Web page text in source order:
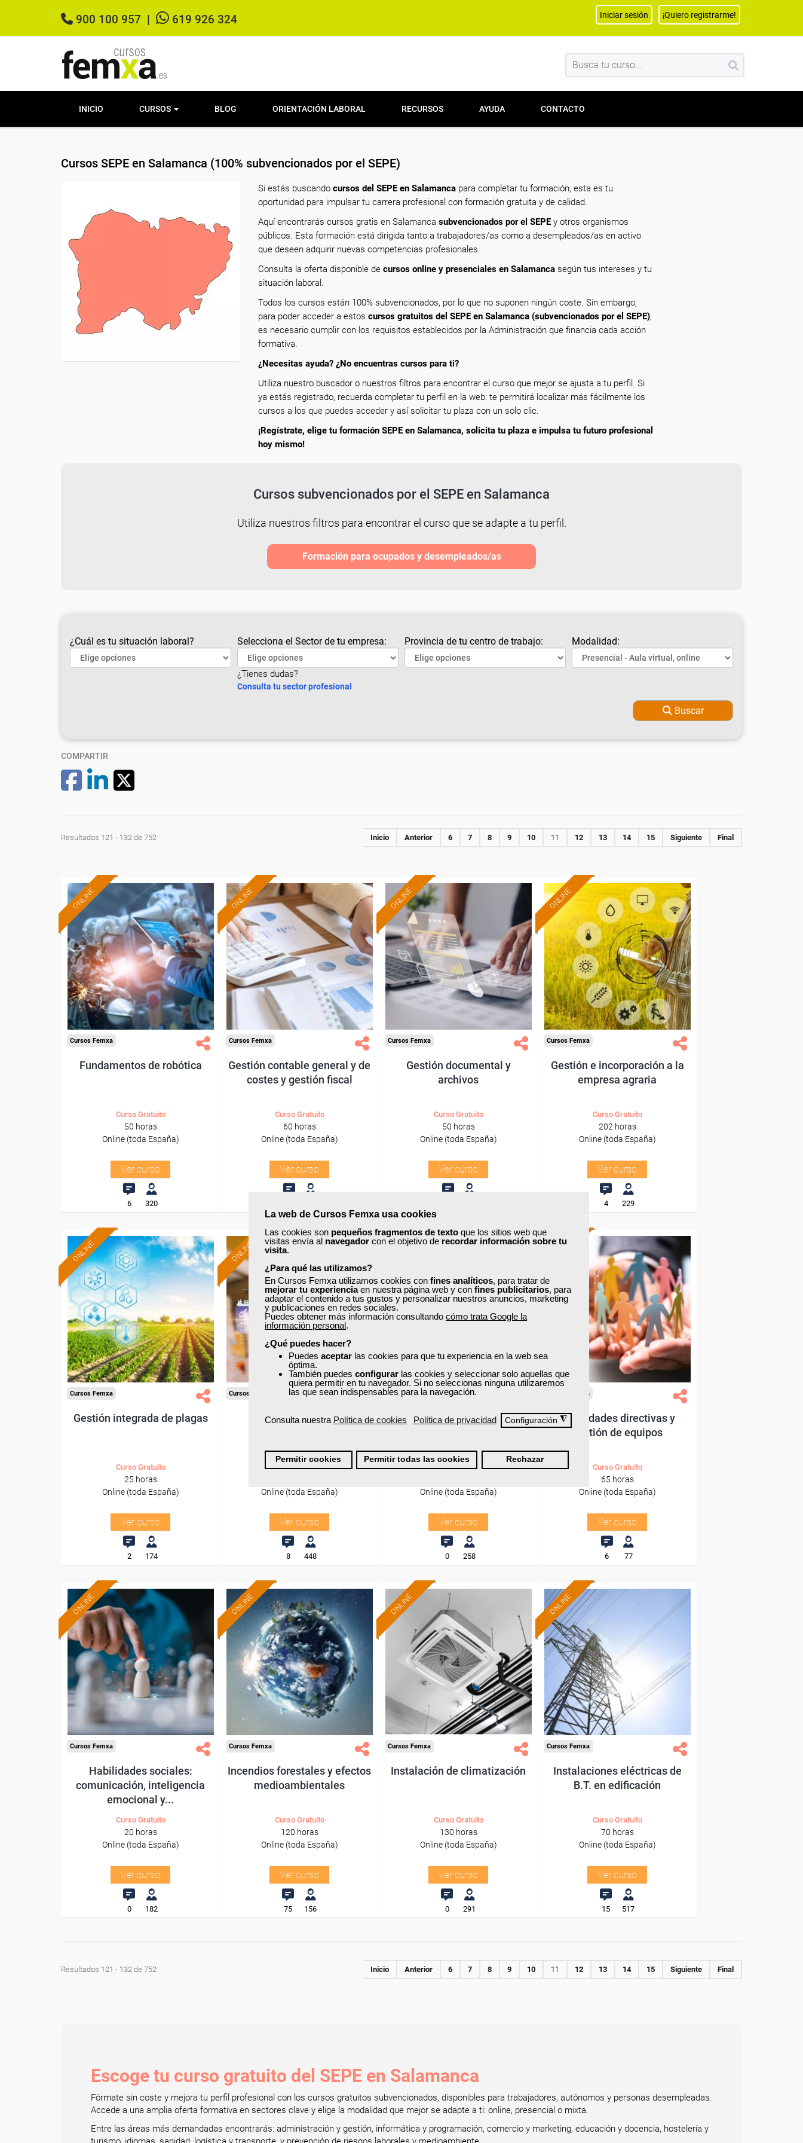
La web de Cursos Femxa usa cookies
Las cookies son pequeños fragmentos de texto que los sitios web que
visitas envía al navegador con el objetivo de recordar información sobre tu
visita.
¿Para qué las utilizamos?
En Cursos Femxa utilizamos cookies con fines analíticos, para tratar de
mejorar tu experienciaen nuestra página web y con fines publicitarios, para
adaptar el contenido a tus gustos y personalizar nuestros anuncios, marketing
y publicaciones en redes sociales.
Puedes obtener más información consultando cómo trata Google la
información personal.
¿Qué puedes hacer?
Puedes aceptar las cookies para que tu experiencia en la web sea
óptima.
También puedes configurar las cookies y seleccionar solo aquellas que
quiera permitir en tu navegador. Si no seleccionas ninguna utilizaremos
las que sean indispensables para la navegación.
Consulta nuestra Política de cookies Política de privacidad Configuración ◮
Permitir cookies Permitir todas las cookies Rechazar
900 100 957 619 926 324 Iniciar sesión ¡Quiero registrarme!
INICIO CURSOS BLOG ORIENTACIÓN LABORAL RECURSOS AYUDA CONTACTO
Cursos SEPE en Salamanca (100% subvencionados por el SEPE)
Si estás buscando cursos del SEPE en Salamanca para completar tu formación, esta es tu
oportunidad para impulsar tu carrera profesional con formación gratuita y de calidad.
Aquí encontrarás cursos gratis en Salamanca subvencionados por el SEPEy otros organismos
públicos. Esta formación está dirigida tanto a trabajadores/as como a desempleados/as en activo
que deseen adquirir nuevas competencias profesionales.
Consulta la oferta disponible de cursos online y presenciales en Salamanca según tus intereses y tu
situación laboral.
Todos los cursos están 100% subvencionados, por lo que no suponen ningún coste. Sin embargo,
para poder acceder a estos cursos gratuitos del SEPE en Salamanca (subvencionados por el SEPE),
es necesario cumplir con los requisitos establecidos por la Administración que financia cada acción
formativa.
¿Necesitas ayuda? ¿No encuentras cursos para ti?
Utiliza nuestro buscador o nuestros filtros para encontrar el curso que mejor se ajusta a tu perfil. Si
ya estás registrado, recuerda completar tu perfil en la web: te permitirá localizar más fácilmente los
cursos a los que puedes acceder y así solicitar tu plaza con un solo clic.
¡Regístrate, elige tu formación SEPE en Salamanca, solicita tu plaza e impulsa tu futuro profesional
hoy mismo!
Cursos subvencionados por el SEPE en Salamanca
Utiliza nuestros filtros para encontrar el curso que se adapte a tu perfil.
Formación para ocupados y desempleados/as
¿Cuál es tu situación laboral? Selecciona el Sector de tu empresa:
¿Tienes dudas?
Consulta tu sector profesional
Provincia de tu centro de trabajo: Modalidad:
Buscar
COMPARTIR
Resultados 121 - 132 de 752 Inicio Anterior 6 7 8 9 10 11 12 13 14 15 Siguiente Final
ONLINE
Formación 100%
subvencionada.
Para desempleados,
trabajadores y autónomos.
Sector
-Metal.
Cursos Femxa
Fundamentos de robótica
Curso Gratuito
50 horas
Online (toda España)
Ver curso
6 320
ONLINE
Formación 100%
subvencionada.
Para desempleados,
trabajadores y autónomos.
Sector
-Administración.
Cursos Femxa
Gestión contable general y de
costes y gestión fiscal
Curso Gratuito
60 horas
Online (toda España)
Ver curso
ONLINE
Formación 100%
subvencionada.
Para desempleados,
trabajadores y autónomos.
Sector
-Administración.
Cursos Femxa
Gestión documental y
archivos
Curso Gratuito
50 horas
Online (toda España)
Ver curso
ONLINE
Formación 100%
subvencionada.
Para desempleados,
trabajadores y autónomos.
Sector
-Agricultura y Ganadería.
Cursos Femxa
Gestión e incorporación a la
empresa agraria
Curso Gratuito
202 horas
Online (toda España)
Ver curso
4 229
ONLINE
Formación 100%
subvencionada.
Para desempleados,
trabajadores y autónomos.
Sector
-Agricultura y Ganadería.
Cursos Femxa
Gestión integrada de plagas
Curso Gratuito
25 horas
Online (toda España)
Ver curso
2 174
ONLINE
Formación 100%
subvencionada.
Para desempleados,
trabajadores y autónomos.
Sector
-Metal.
Cursos Femxa
Gestión logística
Curso Gratuito
Online (toda España)
Ver curso
8 448
ONLINE
subvencionada.
trabajadores y autónomos.
-Agricultura y Ganadería.
Cursos Femxa
Gestión y organización de la
Curso Gratuito
Online (toda España)
Ver curso
0 258
ONLINE
Formación 100%
subvencionada.
Para desempleados,
trabajadores y autónomos.
Sector
-Administración.
Cursos Femxa
Habilidades directivas y
gestión de equipos
Curso Gratuito
65 horas
Online (toda España)
Ver curso
6 77
ONLINE
Formación 100%
subvencionada.
Para desempleados,
trabajadores y autónomos.
Sector
-Otros Servicios.
Cursos Femxa
Habilidades sociales:
comunicación, inteligencia
emocional y...
Curso Gratuito
20 horas
Online (toda España)
Ver curso
0 182
ONLINE
Formación 100%
subvencionada.
Para desempleados,
trabajadores y autónomos.
Sector
-Agricultura y Ganadería.
Cursos Femxa
Incendios forestales y efectos
medioambientales
Curso Gratuito
120 horas
Online (toda España)
Ver curso
75 156
ONLINE
Formación 100%
subvencionada.
Para desempleados,
trabajadores y autónomos.
Sector
-Metal.
Cursos Femxa
Instalación de climatización
Curso Gratuito
130 horas
Online (toda España)
Ver curso
0 291
ONLINE
subvencionada.
Para desempleados,
trabajadores y autónomos.
Sector
-Metal.
Cursos Femxa
Instalaciones eléctricas de
B.T. en edificación
Curso Gratuito
70 horas
Online (toda España)
Ver curso
15 517
Resultados 121 - 132 de 752 Inicio Anterior 6 7 8 9 10 11 12 13 14 15 Siguiente Final
Escoge tu curso gratuito del SEPE en Salamanca
Fórmate sin coste y mejora tu perfil profesional con los cursos gratuitos subvencionados, disponibles para trabajadores, autónomos y personas desempleadas.
Accede a una amplia oferta formativa en sectores clave y elige la modalidad que mejor se adapte a ti: online, presencial o mixta.
Entre las áreas más demandadas encontrarás: administración y gestión, informática y programación, comercio y marketing, educación y docencia, hostelería y